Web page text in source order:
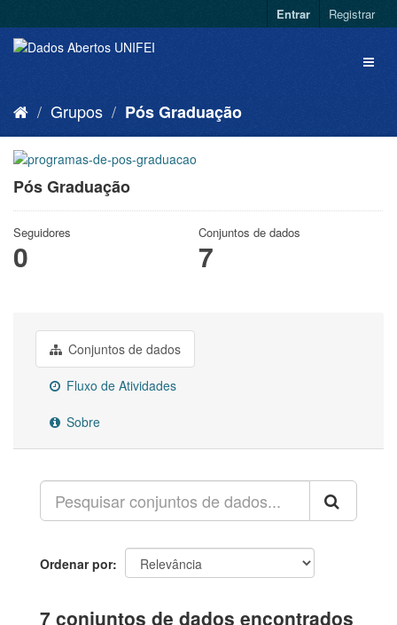
Entrar Registrar
Grupos Pós Graduação
Pós Graduação
Seguidores
0
Conjuntos de dados
7
Conjuntos de dados
Fluxo de Atividades
Sobre
Ordenar por
7 conjuntos de dados encontrados